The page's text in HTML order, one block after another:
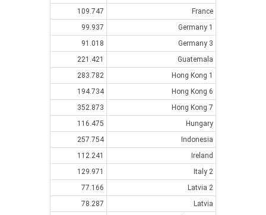
France
109.747
Germany 1
99.937
Germany 3
91.018
Guatemala
221.421
Hong Kong 1
283.782
Hong Kong 6
194.734
Hong Kong 7
352.873
Hungary
116.475
Indonesia
257.754
Ireland
112.241
Italy 2
129.971
Latvia 2
77.166
Latvia
78.287